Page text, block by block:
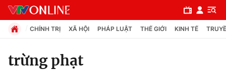
CHÍNH TRỊ XÃ HỘI PHÁP LUẬT THẾ GIỚI KINH TẾ
trừng phạt